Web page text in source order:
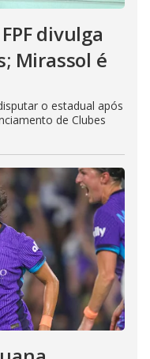
divulga
Mirassol é
o estadual após
de Clubes